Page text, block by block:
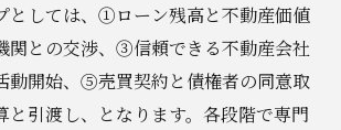
としては、①ローン残高と不動産価値
関との交渉、③信頼できる不動産会社
動開始、⑤売買契約と債権者の同意取
引渡し、となります。各段階で専門